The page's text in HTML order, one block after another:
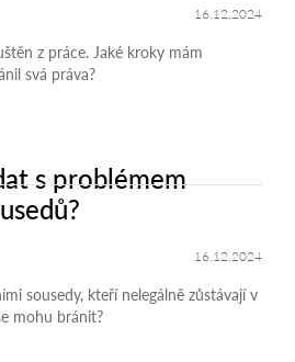
16.12.2024
z práce. Jaké kroky mám
svá práva?
s problémem
16.12.2024
sousedy, kteří nelegálně zůstávají v
mohu bránit?